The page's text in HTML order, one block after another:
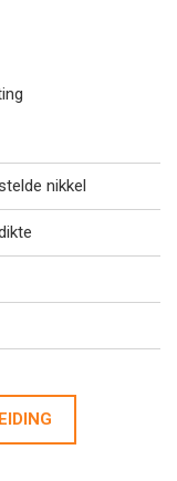
nikkel